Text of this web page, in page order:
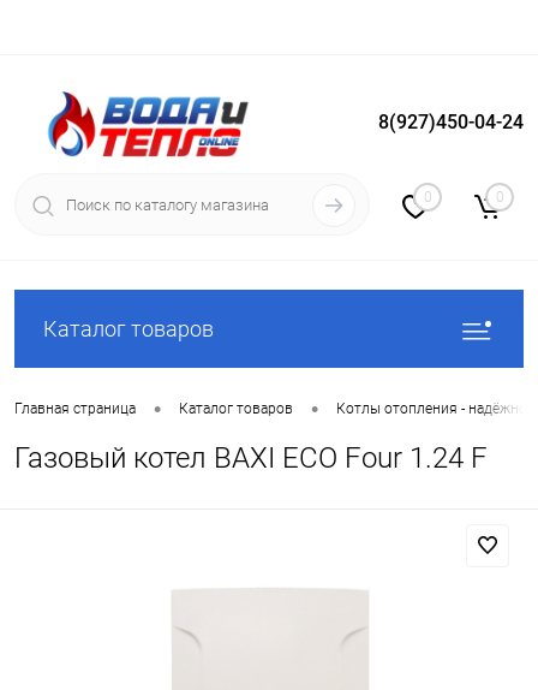
Вход Регистрация
8(927)450-04-24
0 0
Каталог товаров
Главная страница • Каталог товаров • Котлы отопления -
Газовый котел BAXI ECO Four 1.24 F